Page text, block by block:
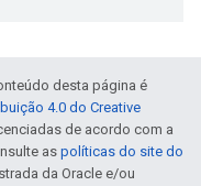
desta página é
4.0 do Creative
de acordo com a
aspolíticas do site do
da Oracle e/ou